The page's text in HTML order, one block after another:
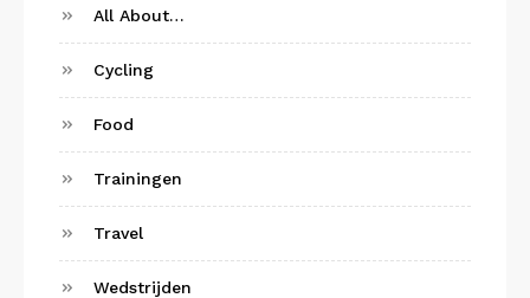
All About…
Cycling
Food
Trainingen
Travel
Wedstrijden